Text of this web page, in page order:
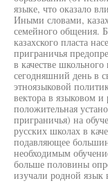
языке, что оказало
Иными словами,
семейного общения.
казахского пласта
приграничья
в качестве
сегодняшний день в
этноязыковой
вектора в языковом и
положительная
приграничья) на
русских школах в
подавляющее
необходимым
больше половины
изучали родной язык